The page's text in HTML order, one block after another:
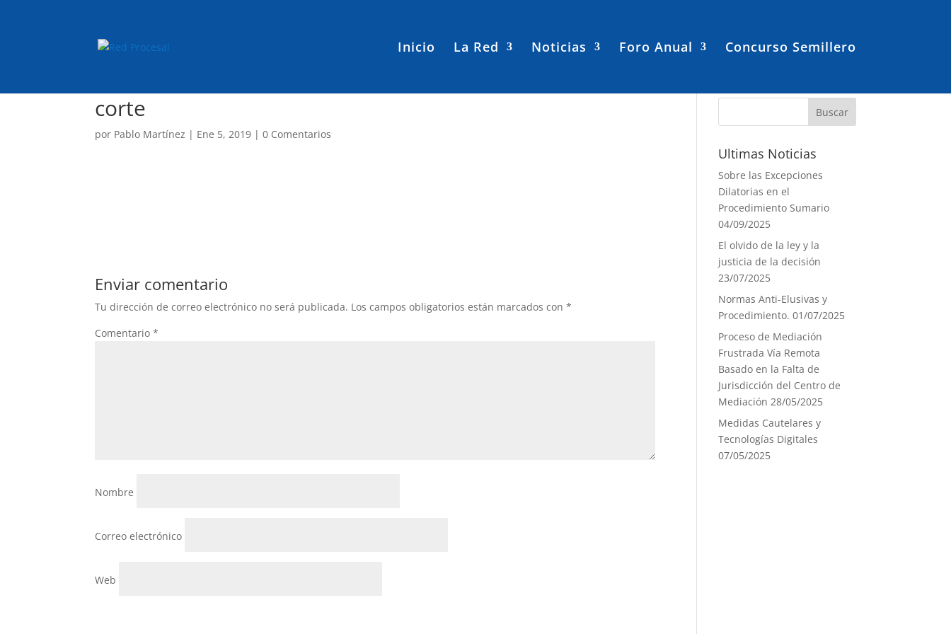
Inicio La Red Noticias Foro Anual Concurso Semillero
corte
por Pablo Martínez | Ene 5, 2019 |0 Comentarios
Enviar comentario
Tu dirección de correo electrónico no será publicada. Los campos obligatorios están marcados con*
Comentario*
Nombre
Correo electrónico
Web
Ultimas Noticias
Sobre las Excepciones
Dilatorias en el
Procedimiento Sumario
04/09/2025
El olvido de la ley y la
justicia de la decisión
23/07/2025
Normas Anti-Elusivas y
Procedimiento. 01/07/2025
Proceso de Mediación
Frustrada Vía Remota
Basado en la Falta de
Jurisdicción del Centro de
Mediación 28/05/2025
Medidas Cautelares y
Tecnologías Digitales
07/05/2025